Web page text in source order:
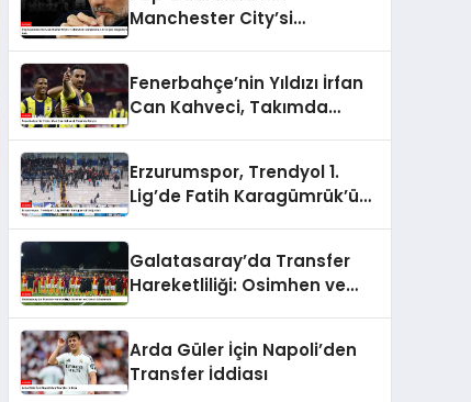
Manchester City’si
Fenerbahçe’nin Yıldızı İrfan
Can Kahveci, Takımda
Erzurumspor, Trendyol 1.
Lig’de Fatih Karagümrük’ü
Galatasaray’da Transfer
Hareketliliği: Osimhen ve
Arda Güler İçin Napoli’den
Transfer İddiası